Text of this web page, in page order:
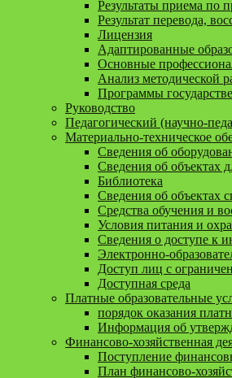
Результаты приема по
Результат перевода,
Лицензия
Адаптированные
Основные
Анализ методической
Программы
Руководство
Педагогический (научно-
Материально-техническое
Сведения об
Сведения об объектах
Библиотека
Сведения об объектах
Средства обучения и
Условия питания и
Сведения о доступе к
Электронно-
Доступ лиц с
Доступная среда
Платные образовательные
порядок оказания
Информация об
Финансово-хозяйственная
Поступление
План финансово-